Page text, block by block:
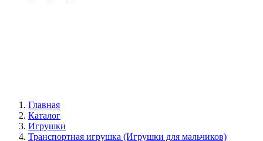
Главная
Каталог
Игрушки
Транспортная игрушка (Игрушки для мальчиков)